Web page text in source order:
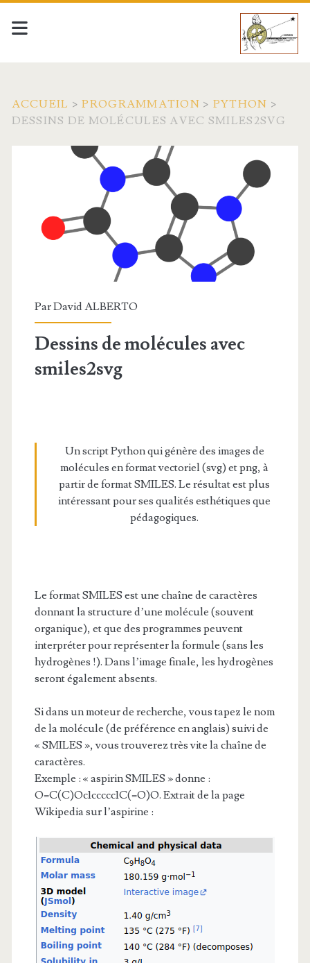
ACCUEIL >PROGRAMMATION > PYTHON >
DESSINS DE MOLÉCULES AVEC SMILES2SVG
ParDavid ALBERTO
Dessins de molécules avec
smiles2svg
Un script Python qui génère des images de
molécules en format vectoriel (svg) et png, à
partir de format SMILES. Le résultat est plus
intéressant pour ses qualités esthétiques que
pédagogiques.
Le format SMILES est une chaîne de caractères
donnant la structure d’une molécule (souvent
organique), et que des programmes peuvent
interpréter pour représenter la formule (sans les
hydrogènes !). Dans l’image finale, les hydrogènes
seront également absents.
Si dans un moteur de recherche, vous tapez le nom
de la molécule (de préférence en anglais) suivi de
« SMILES », vous trouverez très vite la chaîne de
caractères.
Exemple : « aspirin SMILES » donne :
O=C(C)Oc1ccccc1C(=O)O. Extrait de la page
Wikipedia sur l’aspirine :